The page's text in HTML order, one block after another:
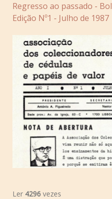
Regresso ao passado -
Edição Nº1 - Julho de 1987
Ler 4296 vezes